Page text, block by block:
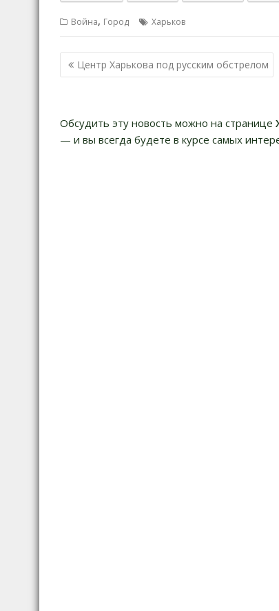
Война, Город Харьков
Навигация
по
Центр Харькова под русским обстрелом
Обсудить эту новость можно на странице
— и вы всегда будете в курсе самых